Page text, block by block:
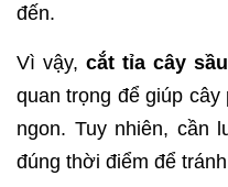
đến.
Vì vậy, cắt tỉa cây
quan trọng để giúp
ngon. Tuy nhiên, cần
đúng thời điểm để